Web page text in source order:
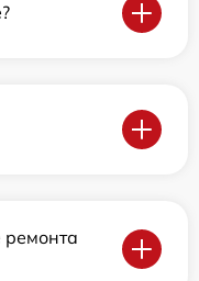
ремонта